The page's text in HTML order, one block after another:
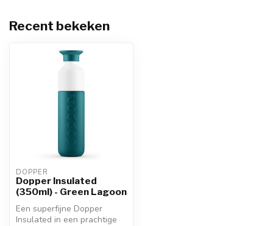
Recent bekeken
DOPPER
Dopper Insulated
(350ml) - Green Lagoon
Een superfijne Dopper
Insulated in een prachtige